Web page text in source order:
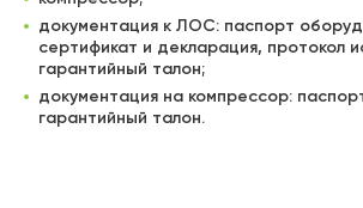
документация к ЛОС: паспорт
сертификат и декларация, протокол
гарантийный талон;
документация на компрессор:
гарантийный талон.